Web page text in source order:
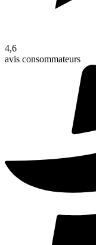
4,6
avis consommateurs